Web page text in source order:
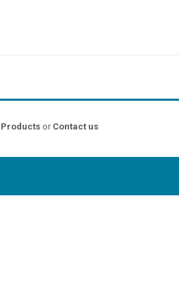
Productsor Contact us